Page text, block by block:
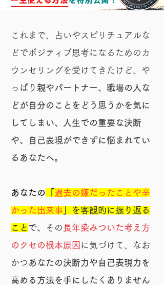
これまで、占いやスピリチュアルな
どでポジティブ思考になるためのカ
ウンセリングを受けてきたけど、や
っぱり 親やパートナー、職場の人な
どが自分のことをどう思うかを気に
してしまい、人生での重要な決断
や、自己表現ができずに悩まれてい
るあなたへ。
あなたの
過去の嫌だったことや辛
かった出来事 」を客観的に振り返る
こと で、 その長年染みついた考え方
のクセの根本原因 に気づけて、なお
かつ あなたの決断力や自己表現力を
高める方法を手にしたくありません